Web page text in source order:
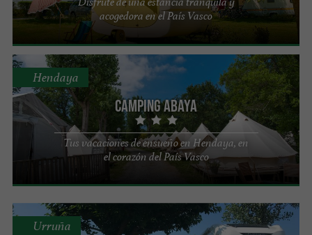
acogedora en el País Vasco
Camping Abaya
Tus vacaciones de ensueño en Hendaya, en
el corazón del País Vasco
Hendaya
Urruña